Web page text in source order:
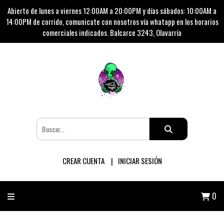
Abierto de lunes a viernes 12:00AM a 20:00PM y días sábados: 10:00AM a
14:00PM de corrido, comunicate con nosotros vía whatapp en los horarios
comerciales indicados. Balcarce 3243, Olavarría
CREAR CUENTA INICIAR SESIÓN
0